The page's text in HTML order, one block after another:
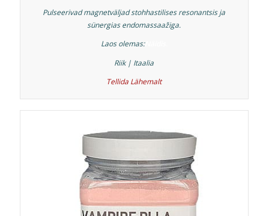
Pulseerivad magnetväljad stohhastilises resonantsis ja
sünergias endomassaažiga.
Laos olemas:Näidis.
Riik | Itaalia
Tellida Lähemalt